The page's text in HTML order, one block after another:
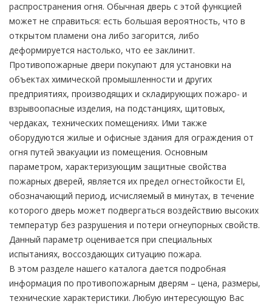
распространения огня. Обычная дверь с этой функцией
может не справиться: есть большая вероятность, что в
открытом пламени она либо загорится, либо
деформируется настолько, что ее заклинит.
Противопожарные двери покупают для установки на
объектах химической промышленности и других
предприятиях, производящих и складирующих пожаро- и
взрывоопасные изделия, на подстанциях, щитовых,
чердаках, технических помещениях. Ими также
оборудуются жилые и офисные здания для ограждения от
огня путей эвакуации из помещения. Основным
параметром, характеризующим защитные свойства
пожарных дверей, является их предел огнестойкости EI,
обозначающий период, исчисляемый в минутах, в течение
которого дверь может подвергаться воздействию высоких
температур без разрушения и потери огнеупорных свойств.
Данный параметр оценивается при специальных
испытаниях, воссоздающих ситуацию пожара.
В этом разделе нашего каталога дается подробная
информация по противопожарным дверям – цена, размеры,
технические характеристики. Любую интересующую Вас